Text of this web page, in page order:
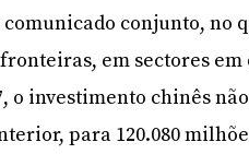
conjunto, no
em sectores em
o investimento chinês
para 120.080